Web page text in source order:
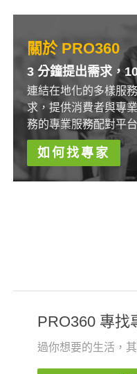
關於 PRO360
3 分鐘提出需求，
連結在地化的多樣服
求，提供消費者與專
務的專業服務配對平台
如何找專家
PRO360 專找
過你想要的生活，